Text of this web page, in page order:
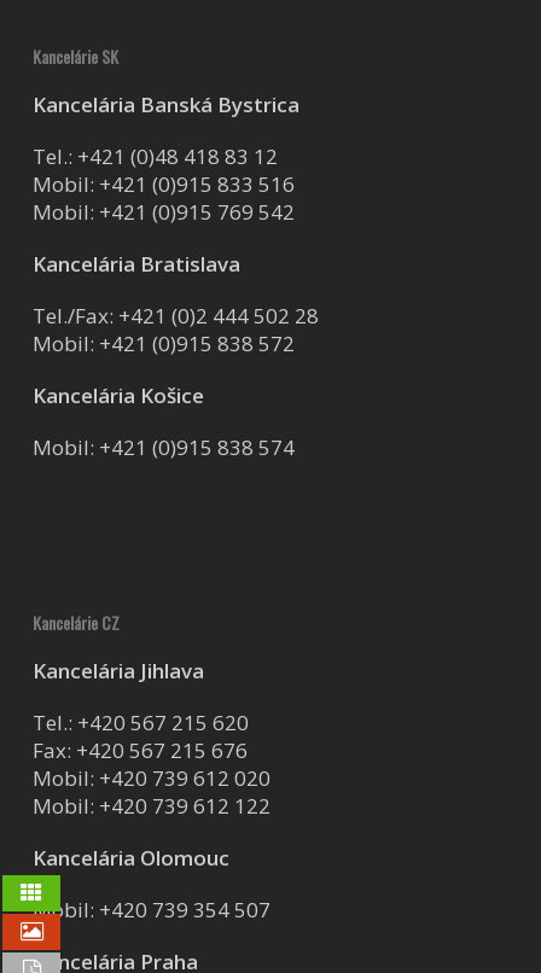
Kancelárie SK
Kancelária Banská Bystrica
Tel.: +421 (0)48 418 83 12
Mobil: +421 (0)915 833 516
Mobil: +421 (0)915 769 542
Kancelária Bratislava
Tel./Fax: +421 (0)2 444 502 28
Mobil: +421 (0)915 838 572
Kancelária Košice
Mobil: +421 (0)915 838 574
Kancelárie CZ
Kancelária Jihlava
Tel.: +420 567 215 620
Fax: +420 567 215 676
Mobil: +420 739 612 020
Mobil: +420 739 612 122
Kancelária Olomouc
Mobil: +420 739 354 507
Kancelária Praha